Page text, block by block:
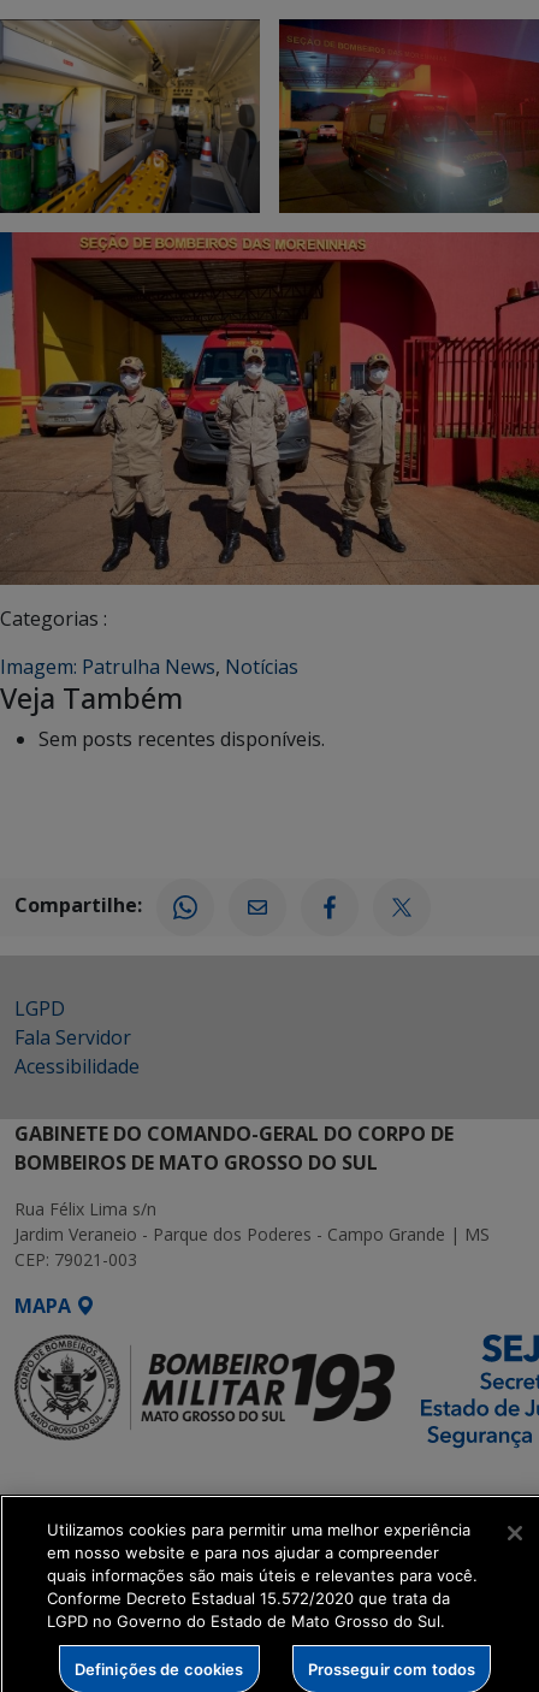
Categorias :
Imagem: Patrulha News, Notícias
Veja Também
Sem posts recentes disponíveis.
Compartilhe:
LGPD
Fala Servidor
Acessibilidade
GABINETE DO COMANDO-GERAL DO CORPO DE
BOMBEIROS DE MATO GROSSO DO SUL
Rua Félix Lima s/n
Jardim Veraneio - Parque dos Poderes - Campo Grande | MS
CEP: 79021-003
MAPA
Transformação Digital
get_footer();
Utilizamos cookies para permitir uma melhor experiência
em nosso website e para nos ajudar a compreender
quais informações são mais úteis e relevantes para você.
Conforme Decreto Estadual 15.572/2020 que trata da
LGPD no Governo do Estado de Mato Grosso do Sul.
Definições de cookies Prosseguir com todos